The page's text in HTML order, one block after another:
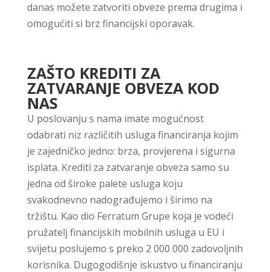
danas možete zatvoriti obveze prema drugima i
omogućiti si brz financijski oporavak.
ZAŠTO KREDITI ZA
ZATVARANJE OBVEZA KOD
NAS
U poslovanju s nama imate mogućnost
odabrati niz različitih usluga financiranja kojim
je zajedničko jedno: brza, provjerena i sigurna
isplata. Krediti za zatvaranje obveza samo su
jedna od široke palete usluga koju
svakodnevno nadograđujemo i širimo na
tržištu. Kao dio Ferratum Grupe koja je vodeći
pružatelj financijskih mobilnih usluga u EU i
svijetu poslujemo s preko 2 000 000 zadovoljnih
korisnika. Dugogodišnje iskustvo u financiranju